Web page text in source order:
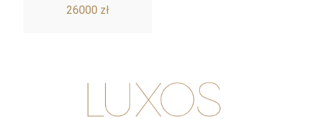
26000 zł